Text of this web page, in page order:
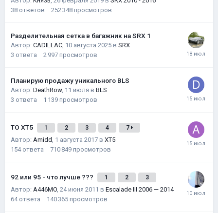
38 ответов 252 348 просмотров
Разделительная сетка в багажник на SRX 1
Автор: CADILLAC, 10 августа 2025 в SRX
3 ответа 2 997 просмотров
Планирую продажу уникального BLS
Автор: DeathRow, 11 июля в BLS
3 ответа 1 139 просмотров
ТО XT5 1 2 3 4 7
Автор: Amidd, 1 августа 2017 в XT5
154 ответа 710 849 просмотров
92 или 95 - что лучше ??? 1 2 3
Автор: A446MO, 24 июня 2011 в Escalade III 2006 — 2014
64 ответа 140 365 просмотров